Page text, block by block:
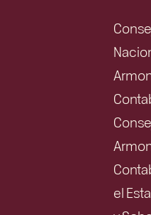
el